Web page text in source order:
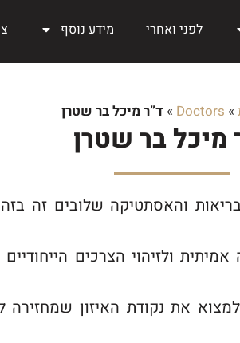
לפני ואחרי מידע נוסף
»
Doctors
» ד”ר מיכל בר שטרן
מיכל בר שטרן
והאסתטיקה שלובים זה בזה
ולזיהוי הצרכים
את נקודת האיזון